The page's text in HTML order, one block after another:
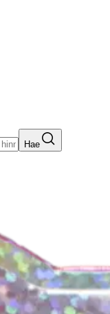
Hae